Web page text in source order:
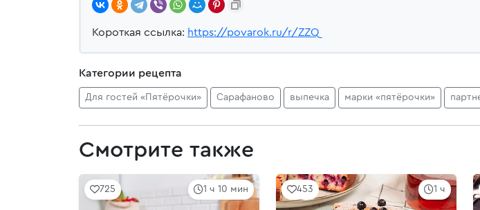
Короткая ссылка: https://povarok.ru/r/ZZQ
Категории рецепта
Для гостей «Пятёрочки» Сарафаново выпечка марки «пятёрочки»
Смотрите также
1 ч 10 мин
725 1 ч
453